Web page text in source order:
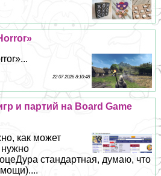
22 07 2026 8:10:48
и партий на Board Game
как может
нужно
стандартная, думаю, что